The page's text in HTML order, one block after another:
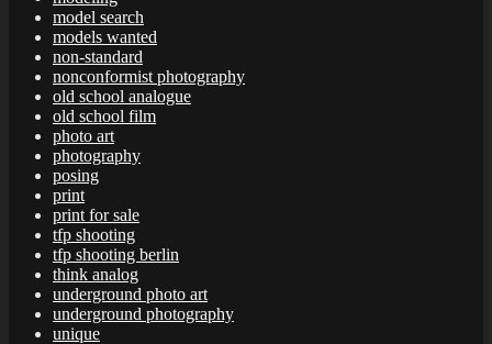
model search
models wanted
non-standard
nonconformist photography
old school analogue
old school film
photo art
photography
posing
print
print for sale
tfp shooting
tfp shooting berlin
think analog
underground photo art
underground photography
unique